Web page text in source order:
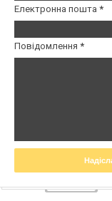
Електронна пошта *
Повідомлення *